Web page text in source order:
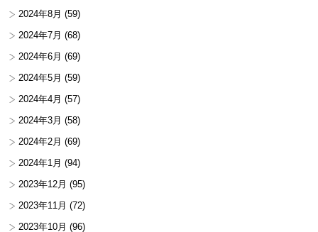
2024年8月 (59)
2024年7月 (68)
2024年6月 (69)
2024年5月 (59)
2024年4月 (57)
2024年3月 (58)
2024年2月 (69)
2024年1月 (94)
2023年12月 (95)
2023年11月 (72)
2023年10月 (96)